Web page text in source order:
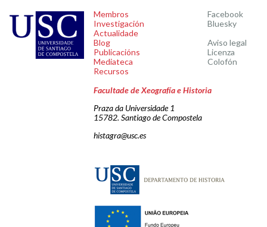
Membros
Investigación
Actualidade
Blog
Publicacións
Mediateca
Recursos
Facebook
Bluesky
Aviso legal
Licenza
Colofón
Facultade de Xeografía e Historia
Praza da Universidade 1
15782. Santiago de Compostela
histagra@usc.es